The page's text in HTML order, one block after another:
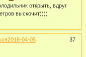
открыть, вдруг
выскочит))))
37
2018-04-05